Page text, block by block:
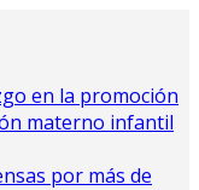
en la promoción
materno infantil
por más de